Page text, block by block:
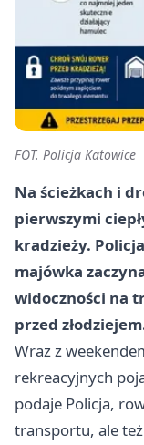
FOT. Policja Katowice
Na ścieżkach i
pierwszymi
kradzieży.
majówka
widoczności na
przed
Wraz z
rekreacyjnych
podaje Policja,
transportu, ale